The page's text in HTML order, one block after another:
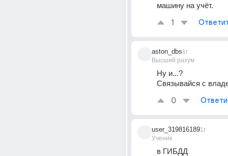
машину на учёт.
1
aston_dbs
Высший разум
1г
Ну и...?
Cвязывайся с
0
user_319816189
Ученик
1г
в ГИБДД